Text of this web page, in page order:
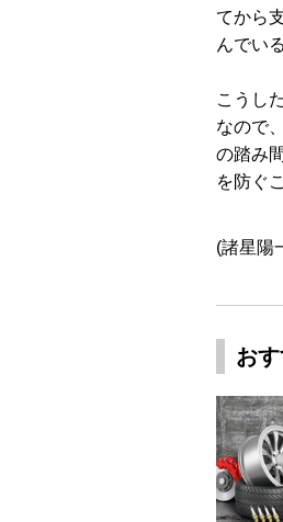
てから
んでい
こうし
なので
の踏み
を防ぐ
(諸星陽
お